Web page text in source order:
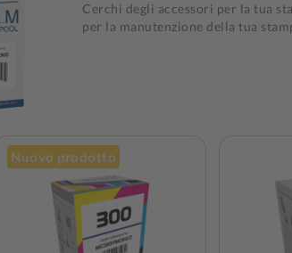
Cerchi degli accessori per la tua
per la manutenzione della tua
Nuovo prodotto